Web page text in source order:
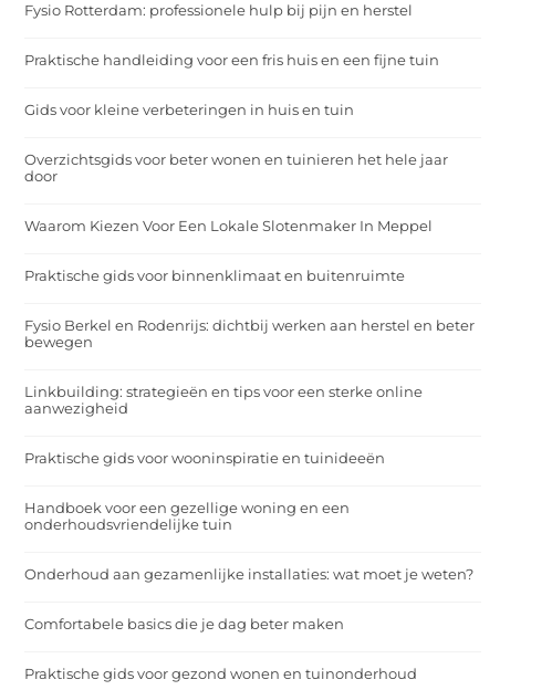
Fysio Rotterdam: professionele hulp bij pijn en herstel
Praktische handleiding voor een fris huis en een fijne tuin
Gids voor kleine verbeteringen in huis en tuin
Overzichtsgids voor beter wonen en tuinieren het hele jaar
door
Waarom Kiezen Voor Een Lokale Slotenmaker In Meppel
Praktische gids voor binnenklimaat en buitenruimte
Fysio Berkel en Rodenrijs: dichtbij werken aan herstel en beter
bewegen
Linkbuilding: strategieën en tips voor een sterke online
aanwezigheid
Praktische gids voor wooninspiratie en tuinideeën
Handboek voor een gezellige woning en een
onderhoudsvriendelijke tuin
Onderhoud aan gezamenlijke installaties: wat moet je weten?
Comfortabele basics die je dag beter maken
Praktische gids voor gezond wonen en tuinonderhoud